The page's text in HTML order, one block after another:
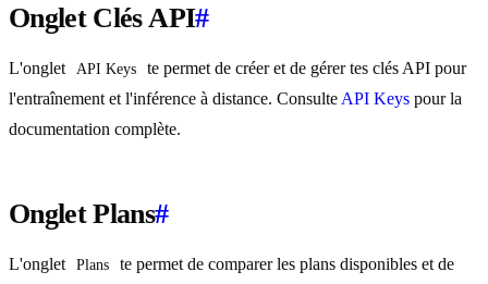
Onglet Clés API#
L'onglet API Keys
te permet de créer et de gérer tes clés API pour
l'entraînement et l'inférence à distance. Consulte API Keys pour la
documentation complète.
Onglet Plans#
L'onglet Plans
te permet de comparer les plans disponibles et de